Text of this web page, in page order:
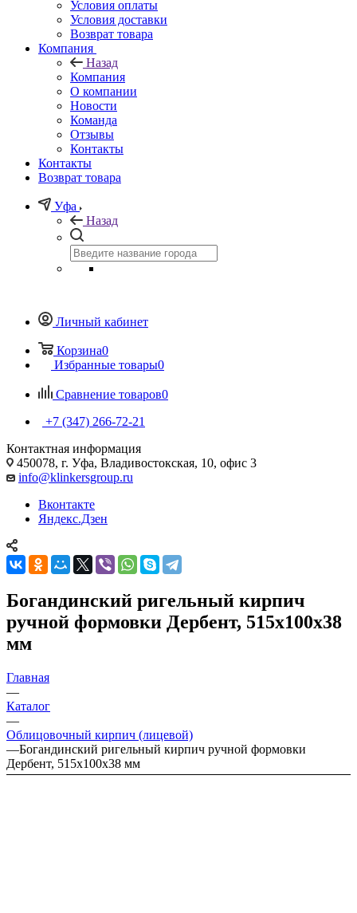
Условия оплаты
Условия доставки
Возврат товара
Компания
Назад
Компания
О компании
Новости
Команда
Отзывы
Контакты
Контакты
Возврат товара
Уфа
Назад
Личный кабинет
Корзина0
Избранные товары0
Сравнение товаров0
+7 (347) 266-72-21
Контактная информация
450078, г. Уфа, Владивостокская, 10, офис 3
info@klinkersgroup.ru
Вконтакте
Яндекс.Дзен
Богандинский ригельный кирпич
ручной формовки Дербент, 515x100x38
мм
Главная
—
Каталог
—
Облицовочный кирпич (лицевой)
—Богандинский ригельный кирпич ручной формовки
Дербент, 515x100x38 мм